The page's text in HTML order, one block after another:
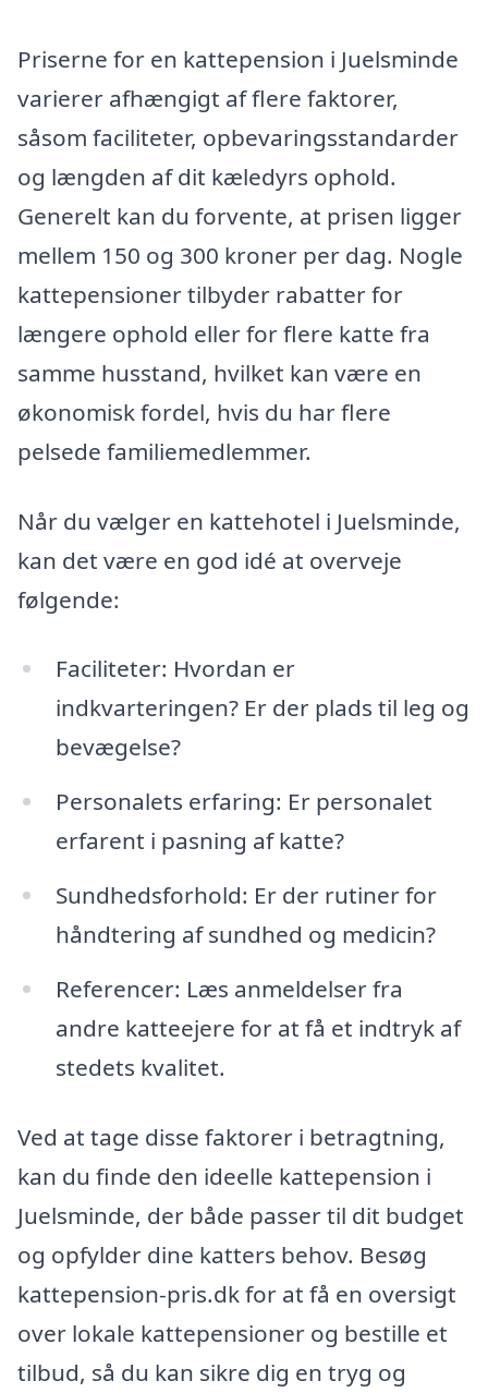
Priserne for en kattepension i Juelsminde
varierer afhængigt af flere faktorer,
såsom faciliteter, opbevaringsstandarder
og længden af dit kæledyrs ophold.
Generelt kan du forvente, at prisen ligger
mellem 150 og 300 kroner per dag. Nogle
kattepensioner tilbyder rabatter for
længere ophold eller for flere katte fra
samme husstand, hvilket kan være en
økonomisk fordel, hvis du har flere
pelsede familiemedlemmer.
Når du vælger en kattehotel i Juelsminde,
kan det være en god idé at overveje
følgende:
Faciliteter: Hvordan er
indkvarteringen? Er der plads til leg og
bevægelse?
Personalets erfaring: Er personalet
erfarent i pasning af katte?
Sundhedsforhold: Er der rutiner for
håndtering af sundhed og medicin?
Referencer: Læs anmeldelser fra
andre katteejere for at få et indtryk af
stedets kvalitet.
Ved at tage disse faktorer i betragtning,
kan du finde den ideelle kattepension i
Juelsminde, der både passer til dit budget
og opfylder dine katters behov. Besøg
kattepension-pris.dk for at få en oversigt
over lokale kattepensioner og bestille et
tilbud, så du kan sikre dig en tryg og